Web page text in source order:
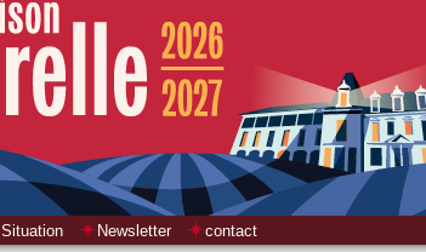
Situation Newsletter contact